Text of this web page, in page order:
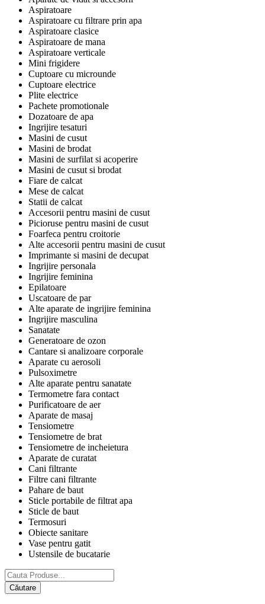
Aspiratoare
Aspiratoare cu filtrare prin apa
Aspiratoare clasice
Aspiratoare de mana
Aspiratoare verticale
Mini frigidere
Cuptoare cu microunde
Cuptoare electrice
Plite electrice
Pachete promotionale
Dozatoare de apa
Ingrijire tesaturi
Masini de cusut
Masini de brodat
Masini de surfilat si acoperire
Masini de cusut si brodat
Fiare de calcat
Mese de calcat
Statii de calcat
Accesorii pentru masini de cusut
Picioruse pentru masini de cusut
Foarfeca pentru croitorie
Alte accesorii pentru masini de cusut
Imprimante si masini de decupat
Ingrijire personala
Ingrijire feminina
Epilatoare
Uscatoare de par
Alte aparate de ingrijire feminina
Ingrijire masculina
Sanatate
Generatoare de ozon
Cantare si analizoare corporale
Aparate cu aerosoli
Pulsoximetre
Alte aparate pentru sanatate
Termometre fara contact
Purificatoare de aer
Aparate de masaj
Tensiometre
Tensiometre de brat
Tensiometre de incheietura
Aparate de curatat
Cani filtrante
Filtre cani filtrante
Pahare de baut
Sticle portabile de filtrat apa
Sticle de baut
Termosuri
Obiecte sanitare
Vase pentru gatit
Ustensile de bucatarie
Căutare